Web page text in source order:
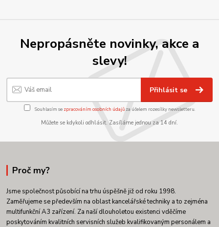
Nepropásněte novinky, akce a
slevy!
Přihlásit se
Souhlasím se zpracováním osobních údajůza účelem rozesílky newsletteru.
Můžete se kdykoli odhlásit. Zasíláme jednou za 14 dní.
Proč my?
Jsme společnost působící na trhu úspěšně již od roku 1998.
Zaměřujeme se především na oblast kancelářské techniky a to zejména
multifunkční A3 zařízení. Za naší dlouholetou existenci vděčíme
poskytováním kvalitních servisních služeb kvalifikovaným personálem a